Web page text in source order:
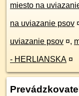
miesto na
na uviazanie psov
uviazanie psov ¤,
- HERLIANSKA ¤